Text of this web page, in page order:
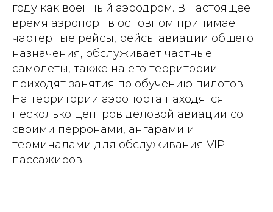
году как военный аэродром. В настоящее
время аэропорт в основном принимает
чартерные рейсы, рейсы авиации общего
назначения, обслуживает частные
самолеты, также на его территории
приходят занятия по обучению пилотов.
На территории аэропорта находятся
несколько центров деловой авиации со
своими перронами, ангарами и
терминалами для обслуживания VIP
пассажиров.